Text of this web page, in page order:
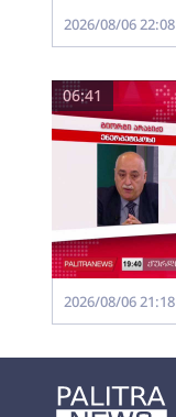
2026/08/06 22:08
06:41
2026/08/06 21:18